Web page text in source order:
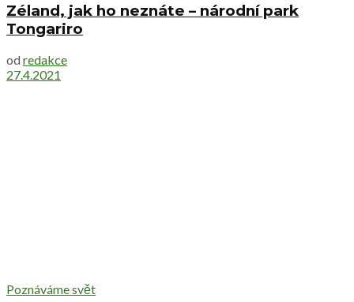
Zéland, jak ho neznáte – národní park
Tongariro
od redakce
27.4.2021
Poznáváme svět